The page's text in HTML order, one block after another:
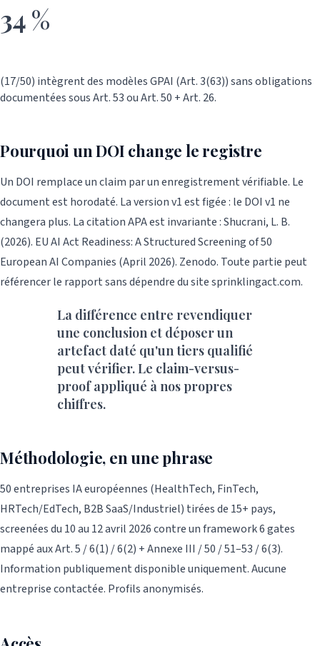
34 %
(17/50) intègrent des modèles GPAI (Art. 3(63)) sans obligations
documentées sous Art. 53 ou Art. 50 + Art. 26.
Pourquoi un DOI change le registre
Un DOI remplace un claim par un enregistrement vérifiable. Le
document est horodaté. La version v1 est figée : le DOI v1 ne
changera plus. La citation APA est invariante : Shucrani, L. B.
(2026). EU AI Act Readiness: A Structured Screening of 50
European AI Companies (April 2026). Zenodo. Toute partie peut
référencer le rapport sans dépendre du site sprinklingact.com.
La différence entre revendiquer
une conclusion et déposer un
artefact daté qu'un tiers qualifié
peut vérifier. Le claim-versus-
proof appliqué à nos propres
chiffres.
Méthodologie, en une phrase
50 entreprises IA européennes (HealthTech, FinTech,
HRTech/EdTech, B2B SaaS/Industriel) tirées de 15+ pays,
screenées du 10 au 12 avril 2026 contre un framework 6 gates
mappé aux Art. 5 / 6(1) / 6(2) + Annexe III / 50 / 51–53 / 6(3).
Information publiquement disponible uniquement. Aucune
entreprise contactée. Profils anonymisés.